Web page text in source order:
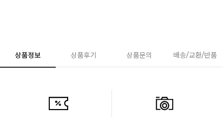
상품정보 상품후기 상품문의 배송/교환/반품